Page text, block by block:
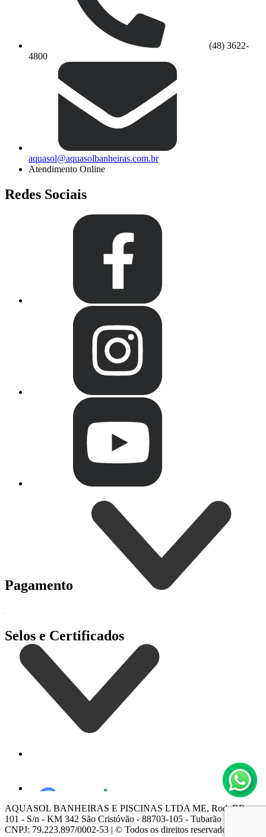
(48) 3622-
4800
aquasol@aquasolbanheiras.com.br
Atendimento Online
Redes Sociais
Pagamento
Selos e Certificados
AQUASOL BANHEIRAS E PISCINAS LTDA ME, Rod. BR
101 - S/n - KM 342 São Cristóvão - 88703-105 - Tubarão - SC
CNPJ: 79.223.897/0002-53 | © Todos os direitos reservados -